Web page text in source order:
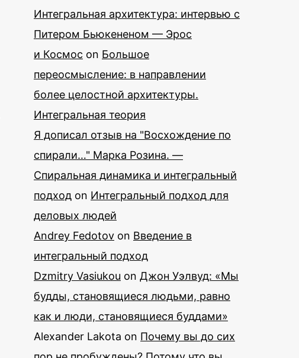
Интегральная архитектура: интервью с
Питером Бьюкененом — Эрос
и Космос on Большое
переосмысление: в направлении
более целостной архитектуры.
Интегральная теория
Я дописал отзыв на "Восхождение по
спирали…" Марка Розина. —
Спиральная динамика и интегральный
подход on Интегральный подход для
деловых людей
Andrey Fedotov on Введение в
интегральный подход
Dzmitry Vasiukou on Джон Уэлвуд: «Мы
будды, становящиеся людьми, равно
как и люди, становящиеся буддами»
Alexander Lakota on Почему вы до сих